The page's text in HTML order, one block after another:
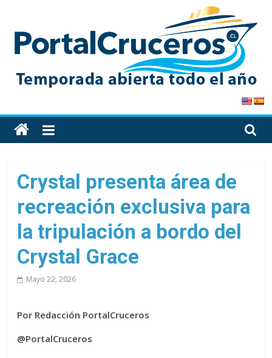
content
PortalCruceros
Toda
la
de
cruceros
en
un
solo
sitio
Crystal presenta área de
recreación exclusiva para
la tripulación a bordo del
Crystal Grace
Mayo 22, 2026
Por Redacción PortalCruceros
@PortalCruceros